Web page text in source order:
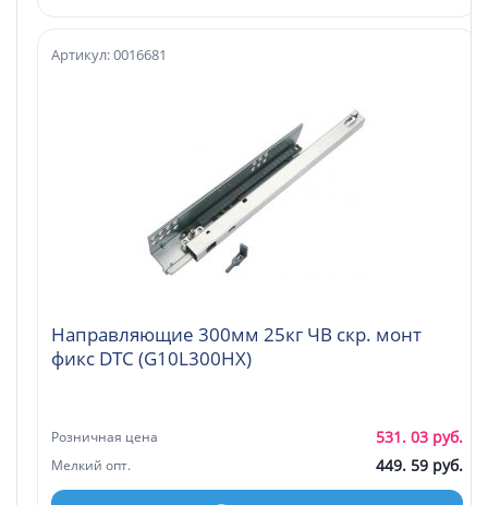
Направляющие 300мм 25кг ЧВ скр. монт
фикс DTC (G10L300HX)
Артикул: 0016681
Розничная цена 531. 03 руб.
Мелкий опт. 449. 59 руб.